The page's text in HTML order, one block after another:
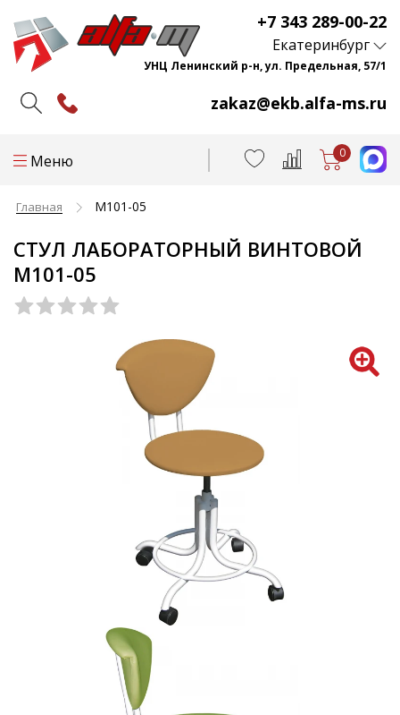
+7 343 289-00-22
zakaz@ekb.alfa-ms.ru
Екатеринбург
УНЦ Ленинский р-н, ул. Предельная, 57/1
Меню 0
Главная М101-05
СТУЛ ЛАБОРАТОРНЫЙ ВИНТОВОЙ
М101-05